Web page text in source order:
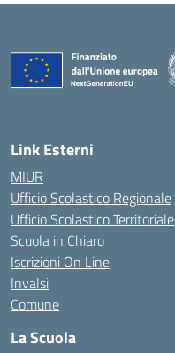
Link Esterni
MIUR
Ufficio Scolastico Regionale
Ufficio Scolastico Territoriale
Scuola in Chiaro
Iscrizioni On Line
Invalsi
Comune
La Scuola